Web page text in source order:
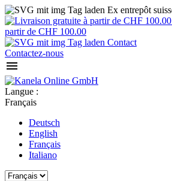
Ex entrepôt
partir de CHF 100.00
Contact
Contactez-nous

Langue :
Français
Deutsch
English
Français
Italiano